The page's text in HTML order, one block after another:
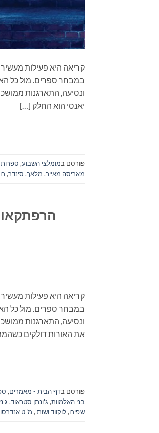
קריאה היא פעילות
במבחר ספרים. מול כל
ונסיעה, התארגנות
יאנסי הוא החלק […]
פורסם במומלצי השבוע, ספרות
מאריסה מאייר, מלאך, סינדר,
קריאה היא פעילות
במבחר ספרים. מול כל
את האורות דולקים
פורסם בדף הבית - מאמרים,
בני האלמוות, ג'ונתן סטראוד,
שפירו,לוקווד ושות', מ"ט